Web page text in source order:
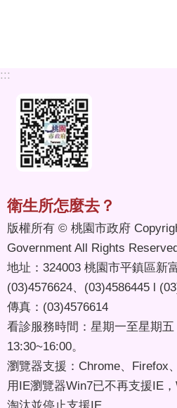
:::
衛生所怎麼去？
版權所有 © 桃園市政府
Government All Rights
地址：324003 桃園市平鎮區新
(03)4576624、(03)4586445 l
傳真：(03)4576614
看診服務時間：星期一至星期
13:30~16:00。
瀏覽器支援：Chrome、Firefox
用IE瀏覽器Win7已不再支援IE